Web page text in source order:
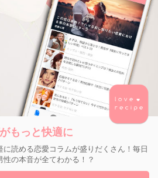
もっと快適に
読める恋愛コラムが盛りだくさん！毎日
の本音が全てわかる！？